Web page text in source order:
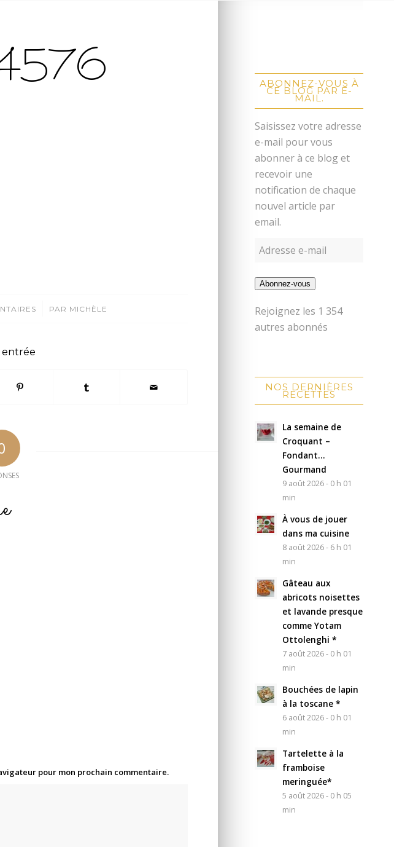
/ PAR MICHÈLE
entrée
pour mon prochain commentaire.
ABONNEZ-VOUS À
CE BLOG PAR E-
MAIL.
Saisissez votre adresse
e-mail pour vous
abonner à ce blog et
recevoir une
notification de chaque
nouvel article par
email.
Abonnez-vous
Rejoignez les 1 354
autres abonnés
NOS DERNIÈRES
RECETTES
La semaine de
Croquant –
Fondant…
Gourmand
9 août 2026 - 0 h 01
min
À vous de jouer
dans ma cuisine
8 août 2026 - 6 h 01
min
Gâteau aux
abricots noisettes
et lavande presque
comme Yotam
Ottolenghi *
7 août 2026 - 0 h 01
min
Bouchées de lapin
à la toscane *
6 août 2026 - 0 h 01
min
Tartelette à la
framboise
meringuée*
5 août 2026 - 0 h 05
min